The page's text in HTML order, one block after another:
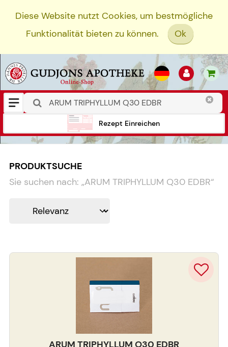
Diese Website nutzt Cookies, um bestmögliche
Funktionalität bieten zu können.
Ok
Rezept Einreichen
PRODUKTSUCHE
Sie suchen nach: „ARUM TRIPHYLLUM Q30 EDBR“